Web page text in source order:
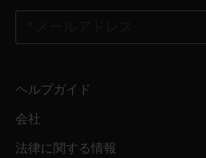
ヘルプガイド
会社
法律に関する情報